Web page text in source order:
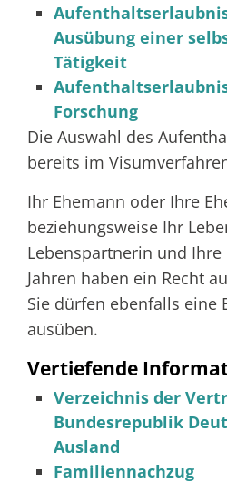
Ausübung einer
Tätigkeit
Forschung
Die Auswahl des
bereits im
Ihr Ehemann oder Ihre
beziehungsweise Ihr
Lebenspartnerin und
Jahren haben ein Recht
Sie dürfen ebenfalls eine
ausüben.
Vertiefende
Verzeichnis der
Bundesrepublik
Ausland
Familiennachzug